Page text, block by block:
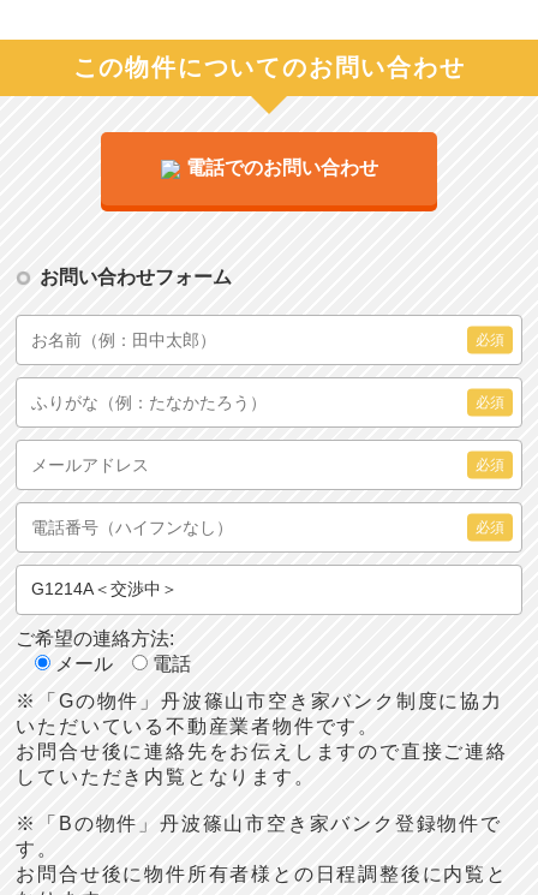
この物件についてのお問い合わせ
電話でのお問い合わせ
お問い合わせフォーム
必須
必須
必須
必須
ご希望の連絡方法:
メール
電話
※「Gの物件」丹波篠山市空き家バンク制度に協力
いただいている不動産業者物件です。
お問合せ後に連絡先をお伝えしますので直接ご連絡
していただき内覧となります。
※「Bの物件」丹波篠山市空き家バンク登録物件で
す。
お問合せ後に物件所有者様との日程調整後に内覧と